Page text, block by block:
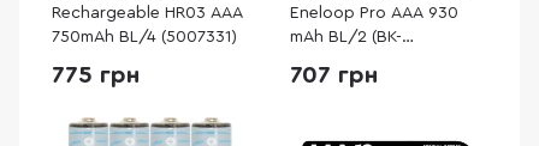
Rechargeable HR03 AAA
750mAh BL/4 (5007331)
775 грн
Eneloop Pro AAA 930
mAh BL/2 (BK-
707 грн